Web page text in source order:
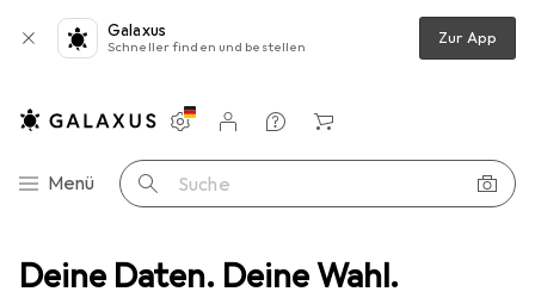
Deine Daten. Deine Wahl.
Galaxus
Schneller finden und bestellen Zur App
Navigation nach Kategorien
Menü Suche
Einstellungen
Kundenkonto
Vergleichslisten
Merklisten
Warenkorb
+ Teppiche Teppich Snapstyle Trend Velours Teppich Joy